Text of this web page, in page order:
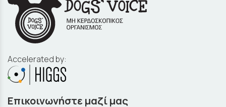
Accelerated by:
Επικοινωνήστε μαζί μας